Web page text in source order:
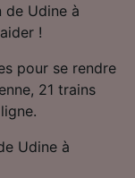
de Udine à
!
pour se rendre
21 trains
Udine à